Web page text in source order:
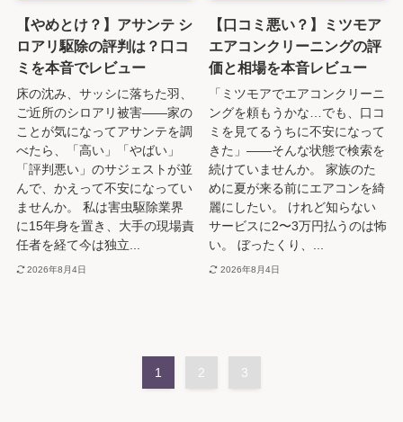
【やめとけ？】アサンテ シ
ロアリ駆除の評判は？口コ
ミを本音でレビュー
床の沈み、サッシに落ちた羽、
ご近所のシロアリ被害――家の
ことが気になってアサンテを調
べたら、「高い」「やばい」
「評判悪い」のサジェストが並
んで、かえって不安になってい
ませんか。 私は害虫駆除業界
に15年身を置き、大手の現場責
任者を経て今は独立...
2026年8月4日
【口コミ悪い？】ミツモア
エアコンクリーニングの評
価と相場を本音レビュー
「ミツモアでエアコンクリーニ
ングを頼もうかな…でも、口コ
ミを見てるうちに不安になって
きた」――そんな状態で検索を
続けていませんか。 家族のた
めに夏が来る前にエアコンを綺
麗にしたい。 けれど知らない
サービスに2〜3万円払うのは怖
い。 ぼったくり、...
2026年8月4日
1 2 3